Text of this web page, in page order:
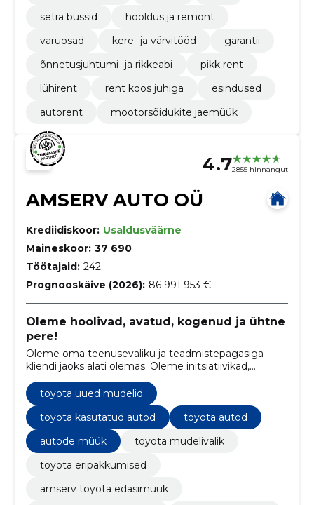
setra bussid
hooldus ja remont
varuosad
kere- ja värvitööd
garantii
õnnetusjuhtumi- ja rikkeabi
pikk rent
lühirent
rent koos juhiga
esindused
autorent
mootorsõidukite jaemüük
4.72855 hinnangut
AMSERV AUTO OÜ
Krediidiskoor: Usaldusväärne
Maineskoor: 37 690
Töötajaid: 242
Prognooskäive (2026): 86 991 953 €
Oleme hoolivad, avatud, kogenud ja ühtne
pere!
Oleme oma teenusevaliku ja teadmistepagasiga
kliendi jaoks alati olemas. Oleme initsiatiivikad,
parimad lahendused, mis ületaksid kliendi ootusi.
toyota uued mudelid
toyota kasutatud autod
toyota autod
autode müük
toyota mudelivalik
toyota eripakkumised
amserv toyota edasimüük